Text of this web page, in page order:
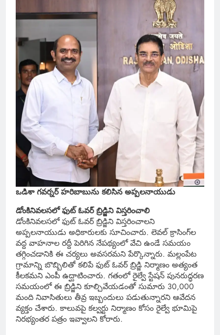
ఒడిశా గవర్నర్ హరిబాబును కలిసిన అప్పలనాయుడు
డోంకినివలసలో ఫుట్ ఓవర్ బ్రిడ్జిని విస్తరించాలి
డోంకినివలసలో ఫుట్ ఓవర్ బ్రిడ్జిని విస్తరించాలని
అప్పలనాయుడు అధికారులకు సూచించారు. లెవల్ క్రాసింగ్‌ల
వద్ద వాహనాల రద్దీ పెరిగిన నేపథ్యంలో వేచి ఉండే సమయం
తగ్గించడానికి ఈ చర్యలు అవసరమని పేర్కొన్నారు. మల్లంపేట
గ్రామాన్ని బొబ్బిలితో కలిపే ఫుట్ ఓవర్ బ్రిడ్జి నిర్మాణం అత్యంత
కీలకమని ఎంపీ ఉద్ఘాటించారు. గతంలో రైల్వే స్టేషన్ పునరుద్ధరణ
సమయంలో ఈ బ్రిడ్జిని కూల్చివేయడంతో సుమారు 30,000
మంది నివాసితులు తీవ్ర ఇబ్బందులు పడుతున్నారని ఆవేదన
వ్యక్తం చేశారు. కాలువపై కల్వర్టు నిర్మాణం కోసం రైల్వే భూమిపై
నిరభ్యంతర పత్రం ఇవ్వాలని కోరారు.